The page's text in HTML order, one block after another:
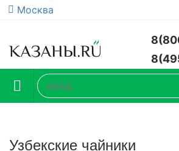
Москва
Узбекские чайники